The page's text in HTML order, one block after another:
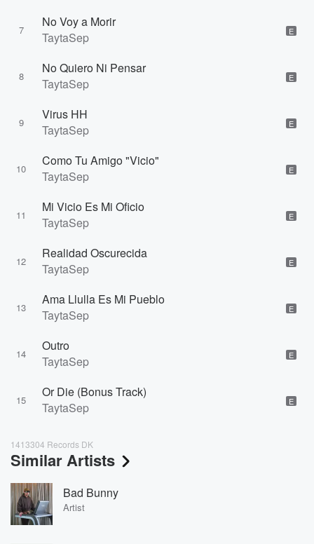
7
No Voy a Morir
TaytaSep
E
8
No Quiero Ni Pensar
TaytaSep
E
9
Virus HH
TaytaSep
E
10
Como Tu Amigo "Vicio"
TaytaSep
E
11
Mi Vicio Es Mi Oficio
TaytaSep
E
12
Realidad Oscurecida
TaytaSep
E
13
Ama Llulla Es Mi Pueblo
TaytaSep
E
14
Outro
TaytaSep
E
15
Or Die (Bonus Track)
TaytaSep
E
1413304 Records DK
Similar Artists
Bad Bunny
Artist